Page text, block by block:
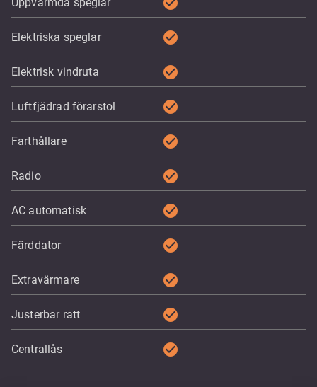
Elektriska speglar check_circle
Elektrisk vindruta check_circle
Luftfjädrad förarstol check_circle
Farthållare check_circle
Radio check_circle
AC automatisk check_circle
Färddator check_circle
Extravärmare check_circle
Justerbar ratt check_circle
Centrallås check_circle